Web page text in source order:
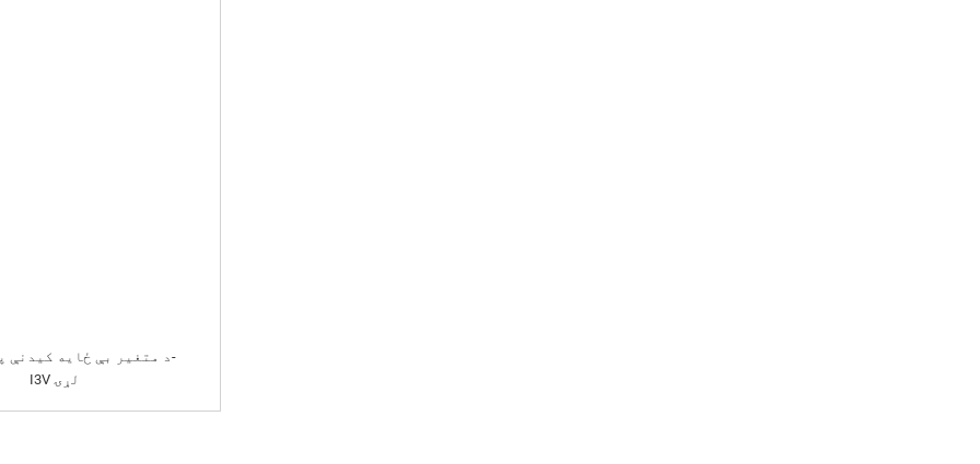
د متغیر بې ځایه کیدنې
I3V لړۍ